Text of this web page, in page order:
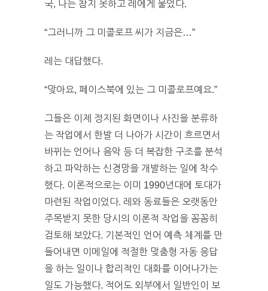
국, 나는 참지 못하고 레에게 물었다.
“그러니까 그 미콜로프 씨가 지금은…”
레는 대답했다.
“맞아요, 페이스북에 있는 그 미콜로프예요.”
그들은 이제 정지된 화면이나 사진을 분류하
는 작업에서 한발 더 나아가 시간이 흐르면서
바뀌는 언어나 음악 등 더 복잡한 구조를 분석
하고 파악하는 신경망을 개발하는 일에 착수
했다. 이론적으로는 이미 1990년대에 토대가
마련된 작업이었다. 레와 동료들은 오랫동안
주목받지 못한 당시의 이론적 작업을 꼼꼼히
검토해 보았다. 기본적인 언어 예측 체계를 만
들어내면 이메일에 적절한 맞춤형 자동 응답
을 하는 일이나 합리적인 대화를 이어나가는
일도 가능했다. 적어도 외부에서 일반인이 보